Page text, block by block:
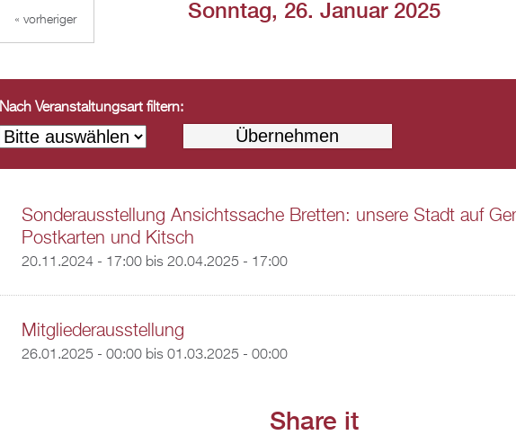
Sonntag, 26. Januar 2025
« vorheriger
Nach Veranstaltungsart filtern:
Sonderausstellung Ansichtssache Bretten: unsere Stadt auf
Postkarten und Kitsch
20.11.2024 - 17:00bis 20.04.2025 - 17:00
Mitgliederausstellung
26.01.2025 - 00:00bis 01.03.2025 - 00:00
Share it